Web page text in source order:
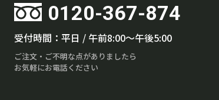
0120-367-874
受付時間：平日 / 午前8:00～午後5:00
ご注文・ご不明な点がありましたら
お気軽にお電話ください